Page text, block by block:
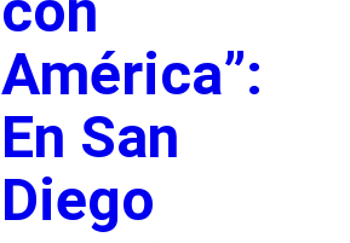
América”:
En San
Diego